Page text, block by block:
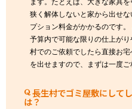
ます。たとえば、大きな家具
狭く解体しないと家から出せ
プション料金がかかるのです。
予算内で可能な限りの仕上が
村でのご依頼でしたら直接お
を出せますので、まずは一度ご
長生村でゴミ屋敷にして
は？